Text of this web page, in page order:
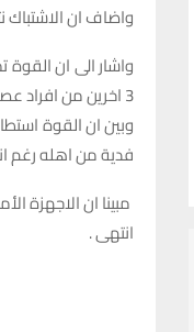
واضاف ان الاشتباك
واشار الى ان
3 اخرين من افراد عصابته .
وبين ان القوة
فدية من اهله رغم
مبينا ان الاجهزة الأمنية
انتهى .